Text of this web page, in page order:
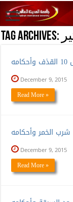
Tag Archives:
December 9, 2015
Read More »
December 9, 2015
Read More »